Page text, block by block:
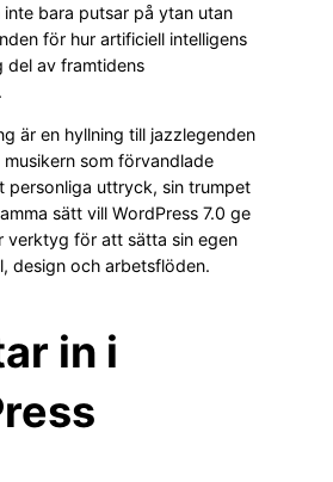
bara putsar på ytan utan
för hur artificiell intelligens
del av framtidens
är en hyllning till jazzlegenden
som förvandlade
personliga uttryck, sin trumpet
sätt vill WordPress 7.0 ge
verktyg för att sätta sin egen
design och arbetsflöden.
in i